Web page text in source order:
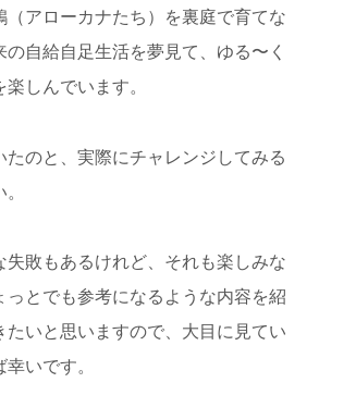
（アローカナたち）を裏庭で育てな
の自給自足生活を夢見て、ゆる〜く
しんでいます。
たのと、実際にチャレンジしてみる
失敗もあるけれど、それも楽しみな
っとでも参考になるような内容を紹
たいと思いますので、大目に見てい
いです。